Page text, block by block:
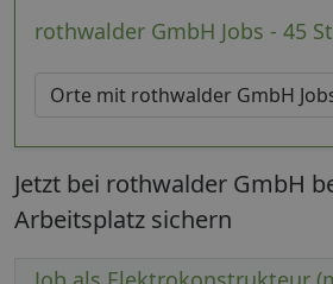
rothwalder GmbH Jobs - 45
Jetzt bei rothwalder GmbH
Arbeitsplatz sichern